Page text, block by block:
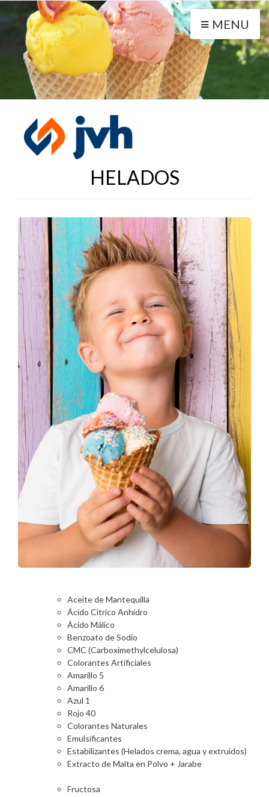
MENU
HELADOS
Aceite de Mantequilla
Ácido Cítrico Anhidro
Ácido Málico
Benzoato de Sodio
CMC (Carboximethylcelulosa)
Colorantes Artificiales
Amarillo 5
Amarillo 6
Azul 1
Rojo 40
Colorantes Naturales
Emulsificantes
Estabilizantes (Helados crema, agua y extruidos)
Extracto de Malta en Polvo + Jarabe
Fructosa